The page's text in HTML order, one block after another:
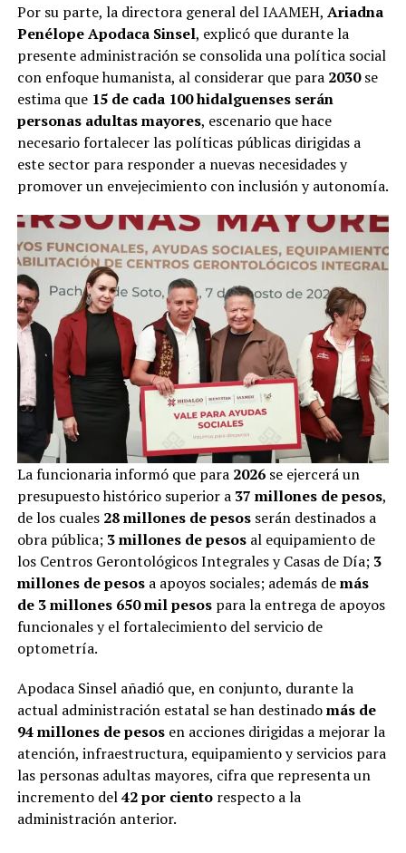
Por su parte, la directora general del IAAMEH, Ariadna
Penélope Apodaca Sinsel, explicó que durante la
presente administración se consolida una política social
con enfoque humanista, al considerar que para 2030se
estima que 15 de cada 100 hidalguenses serán
personas adultas mayores, escenario que hace
necesario fortalecer las políticas públicas dirigidas a
este sector para responder a nuevas necesidades y
promover un envejecimiento con inclusión y autonomía.
La funcionaria informó que para 2026se ejercerá un
presupuesto histórico superior a 37 millones de pesos,
de los cuales 28 millones de pesosserán destinados a
obra pública; 3 millones de pesosal equipamiento de
los Centros Gerontológicos Integrales y Casas de Día; 3
millones de pesosa apoyos sociales; además demás
de 3 millones 650 mil pesospara la entrega de apoyos
funcionales y el fortalecimiento del servicio de
optometría.
Apodaca Sinsel añadió que, en conjunto, durante la
actual administración estatal se han destinadomás de
94 millones de pesosen acciones dirigidas a mejorar la
atención, infraestructura, equipamiento y servicios para
las personas adultas mayores, cifra que representa un
incremento del42 por cientorespecto a la
administración anterior.